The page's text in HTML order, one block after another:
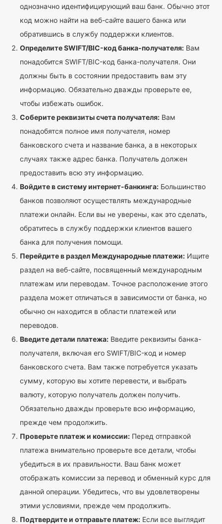
однозначно идентифицирующий ваш банк. Обычно этот
код можно найти на веб-сайте вашего банка или
обратившись в службу поддержки клиентов.
Определите SWIFT/BIC-код банка-получателя: Вам
понадобится SWIFT/BIC-код банка-получателя. Они
должны быть в состоянии предоставить вам эту
информацию. Обязательно дважды проверьте ее,
чтобы избежать ошибок.
Соберите реквизиты счета получателя: Вам
понадобятся полное имя получателя, номер
банковского счета и название банка, а в некоторых
случаях также адрес банка. Получатель должен
предоставить всю эту информацию.
Войдите в систему интернет-банкинга: Большинство
банков позволяют осуществлять международные
платежи онлайн. Если вы не уверены, как это сделать,
обратитесь в службу поддержки клиентов вашего
банка для получения помощи.
Перейдите в раздел Международные платежи: Ищите
раздел на веб-сайте, посвященный международным
платежам или переводам. Точное расположение этого
раздела может отличаться в зависимости от банка, но
обычно он находится в области платежей или
переводов.
Введите детали платежа: Введите реквизиты банка-
получателя, включая его SWIFT/BIC-код и номер
банковского счета. Вам также потребуется указать
сумму, которую вы хотите перевести, и выбрать
валюту, которую получатель должен получить.
Обязательно дважды проверьте всю информацию,
прежде чем продолжить.
Проверьте платеж и комиссии: Перед отправкой
платежа внимательно проверьте все детали, чтобы
убедиться в их правильности. Ваш банк может
отображать комиссии за перевод и обменный курс для
данной операции. Убедитесь, что вы удовлетворены
этими условиями, прежде чем продолжить.
Подтвердите и отправьте платеж: Если все выглядит